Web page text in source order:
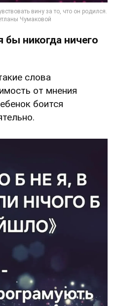
бы никогда ничего
слова
от мнения
боится